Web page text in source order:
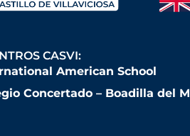
CASVI:
American School
Concertado – Boadilla del